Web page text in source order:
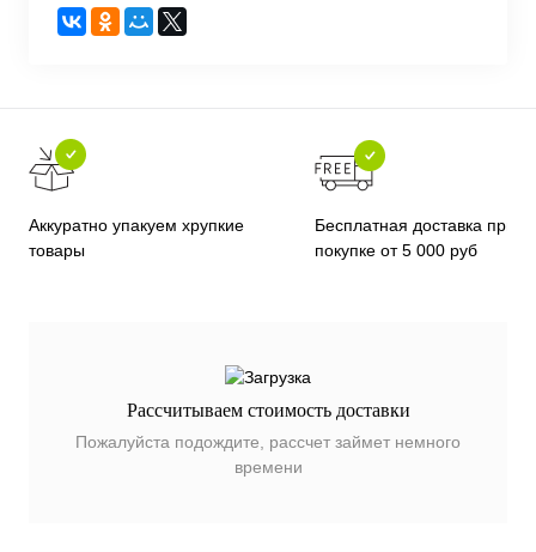
Аккуратно упакуем хрупкие
товары
Бесплатная доставка при
покупке от 5 000 руб
Рассчитываем стоимость доставки
Пожалуйста подождите, рассчет займет немного
времени